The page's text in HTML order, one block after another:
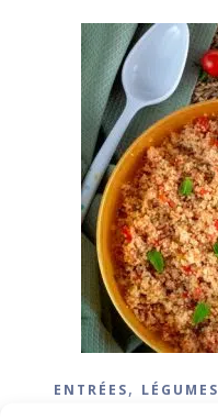
ENTRÉES, LÉGUMES